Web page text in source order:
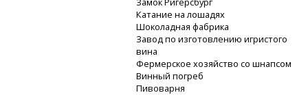
Катание на лошадях
Шоколадная фабрика
Завод по изготовлению игристого
вина
Фермерское хозяйство со шнапсом
Винный погреб
Пивоварня